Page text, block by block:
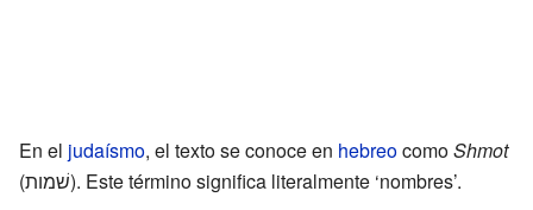
En el judaísmo, el texto se conoce en hebreocomoShmot
(שׁמות). Este término significa literalmente ‘nombres’.